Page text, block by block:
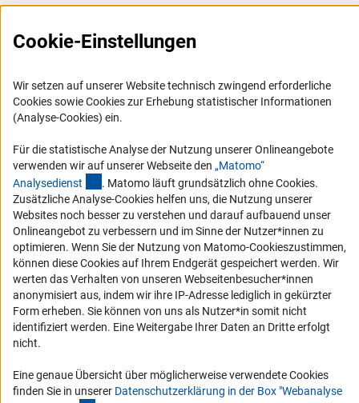
Service
Presse
Karriere
Logo und Corporate Design
Compliance
Vergabeverfahren
Barrierefreiheit
Service und Informationen für Menschen mit Behinderungen
Erklärung zur Barrierefreiheit
Barriere melden
DFG-aktuell
schauen Sie sich die Ausgaben online an.
Cookie-Einstellungen
Wir setzen auf unserer Website technisch zwingend erforderliche
Cookies sowie Cookies zur Erhebung statistischer Informationen
(Analyse-Cookies) ein.
Für die statistische Analyse der Nutzung unserer Onlineangebote
verwenden wir auf unserer Webseite den „Matomo“
Analysedienst (externer Link)
. Matomo läuft grundsätzlich ohne Cookies.
Zusätzliche Analyse-Cookies helfen uns, die Nutzung unserer
Websites noch besser zu verstehen und darauf aufbauend unser
Onlineangebot zu verbessern und im Sinne der Nutzer*innen zu
optimieren. Wenn Sie der Nutzung von Matomo-Cookieszustimmen,
können diese Cookies auf Ihrem Endgerät gespeichert werden. Wir
werten das Verhalten von unseren Webseitenbesucher*innen
anonymisiert aus, indem wir ihre IP-Adresse lediglich in gekürzter
Form erheben. Sie können von uns als Nutzer*in somit nicht
identifiziert werden. Eine Weitergabe Ihrer Daten an Dritte erfolgt
nicht.
Eine genaue Übersicht über möglicherweise verwendete Cookies
finden Sie in unserer Datenschutzerklärung in der Box "Webanalyse